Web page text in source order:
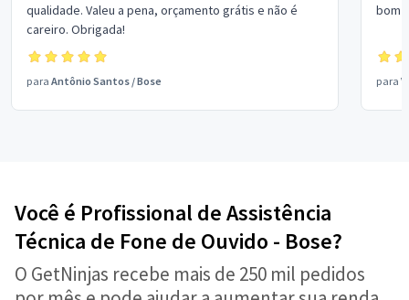
qualidade. Valeu a pena, orçamento grátis e não é
careiro. Obrigada!
para Antônio Santos /Bose
bom
para
Você é Profissional de Assistência
Técnica de Fone de Ouvido - Bose?
O GetNinjas recebe mais de 250 mil pedidos